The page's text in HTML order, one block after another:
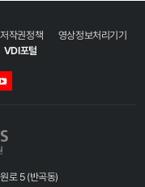
저작권정책
영상정보처리기기
VDI포털
로 5 (반곡동)